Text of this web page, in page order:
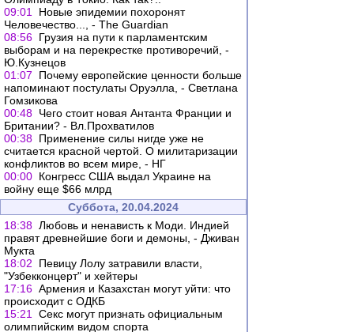
09:01
Новые эпидемии похоронят
Человечество..., - The Guardian
08:56 Грузия на пути к парламентским
выборам и на перекрестке противоречий, -
Ю.Кузнецов
01:07
Почему европейские ценности больше
напоминают постулаты Оруэлла, - Светлана
Гомзикова
00:48 Чего стоит новая Антанта Франции и
Британии? - Вл.Прохватилов
00:38 Применение силы нигде уже не
считается красной чертой. О милитаризации
конфликтов во всем мире, - НГ
00:00 Конгресс США выдал Украине на
войну еще $66 млрд
Суббота, 20.04.2024
18:38 Любовь и ненависть к Моди. Индией
правят древнейшие боги и демоны, - Дживан
Мукта
18:02
Певицу Лолу затравили власти,
"Узбекконцерт" и хейтеры
17:16 Армения и Казахстан могут уйти: что
происходит с ОДКБ
15:21
Секс могут признать официальным
олимпийским видом спорта